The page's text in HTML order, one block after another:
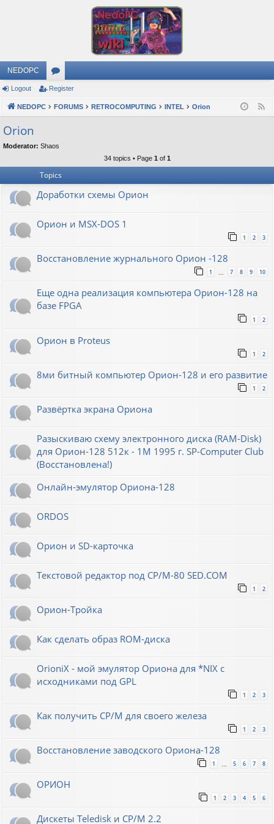
NEDOPC
or
u
s
Logout Register
NEDOPC FORUMS RETROCOMPUTING INTEL Orion
Orion
Moderator: Shaos
34 topics • Page 1 of 1
Topics
Доработки схемы Орион
Орион и MSX-DOS 1
1 2 3
Восстановление журнального Орион -128
1 … 7 8 9 10
Еще одна реализация компьютера Орион-128 на
базе FPGA
1 2
Орион в Proteus
1 2
8ми битный компьютер Орион-128 и его развитие
1 2
Развёртка экрана Ориона
Разыскиваю схему электронного диска (RAM-Disk)
для Орион-128 512к - 1М 1995 г. SP-Computer Club
(Восстановлена!)
Онлайн-эмулятор Ориона-128
ORDOS
Орион и SD-карточка
Текстовой редактор под CP/M-80 SED.COM
1 2
Орион-Тройка
Как сделать образ ROM-диска
OrioniX - мой эмулятор Ориона для *NIX с
исходниками под GPL
1 2 3
Как получить CP/M для своего железа
1 2 3
Восстановление заводского Ориона-128
1 … 5 6 7 8
ОРИОН
1 2 3 4 5 6
Дискеты Teledisk и CP/M 2.2